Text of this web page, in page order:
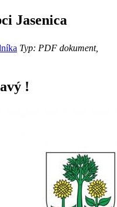
Jasenica
Typ: PDF dokument,
!